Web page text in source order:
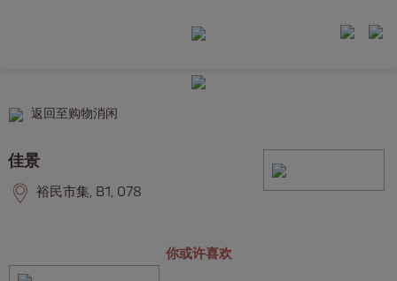
返回至购物消闲
佳景
裕民市集, B1, 078
你或许喜欢